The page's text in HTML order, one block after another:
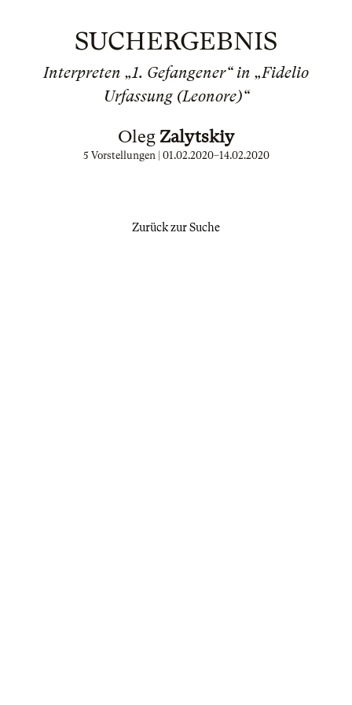
SUCHERGEBNIS
Interpreten „1. Gefangener“ in „Fidelio
Urfassung (Leonore)“
Oleg Zalytskiy
5 Vorstellungen | 01.02.2020–14.02.2020
Zurück zur Suche